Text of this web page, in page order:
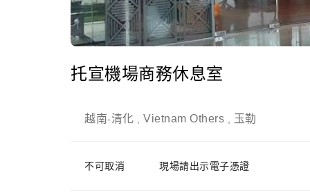
托宣機場商務休息室
越南-清化 Vietnam Others 玉勒
不可取消 現場請出示電子憑證